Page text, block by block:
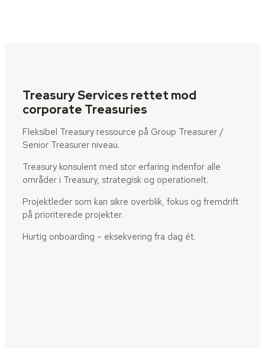
Treasury Services rettet mod
corporate Treasuries
Fleksibel Treasury ressource på Group Treasurer /
Senior Treasurer niveau.
Treasury konsulent med stor erfaring indenfor alle
områder i Treasury, strategisk og operationelt.
Projektleder som kan sikre overblik, fokus og fremdrift
på prioriterede projekter.
Hurtig onboarding – eksekvering fra dag ét.